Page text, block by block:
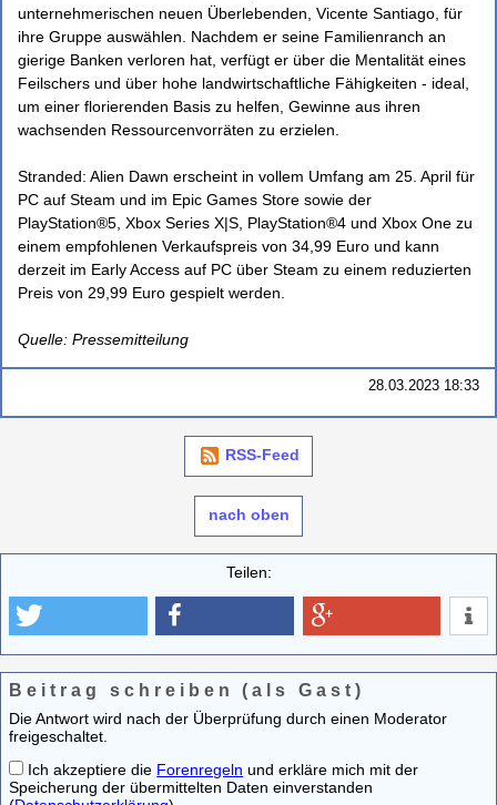
unternehmerischen neuen Überlebenden, Vicente Santiago, für
ihre Gruppe auswählen. Nachdem er seine Familienranch an
gierige Banken verloren hat, verfügt er über die Mentalität eines
Feilschers und über hohe landwirtschaftliche Fähigkeiten - ideal,
um einer florierenden Basis zu helfen, Gewinne aus ihren
wachsenden Ressourcenvorräten zu erzielen.
Stranded: Alien Dawn erscheint in vollem Umfang am 25. April für
PC auf Steam und im Epic Games Store sowie der
PlayStation®5, Xbox Series X|S, PlayStation®4 und Xbox One zu
einem empfohlenen Verkaufspreis von 34,99 Euro und kann
derzeit im Early Access auf PC über Steam zu einem reduzierten
Preis von 29,99 Euro gespielt werden.
Quelle: Pressemitteilung
28.03.2023 18:33
RSS-Feed
nach oben
Teilen:
Beitrag schreiben (als Gast)
Die Antwort wird nach der Überprüfung durch einen Moderator
freigeschaltet.
Ich akzeptiere die Forenregeln und erkläre mich mit der
Speicherung der übermittelten Daten einverstanden